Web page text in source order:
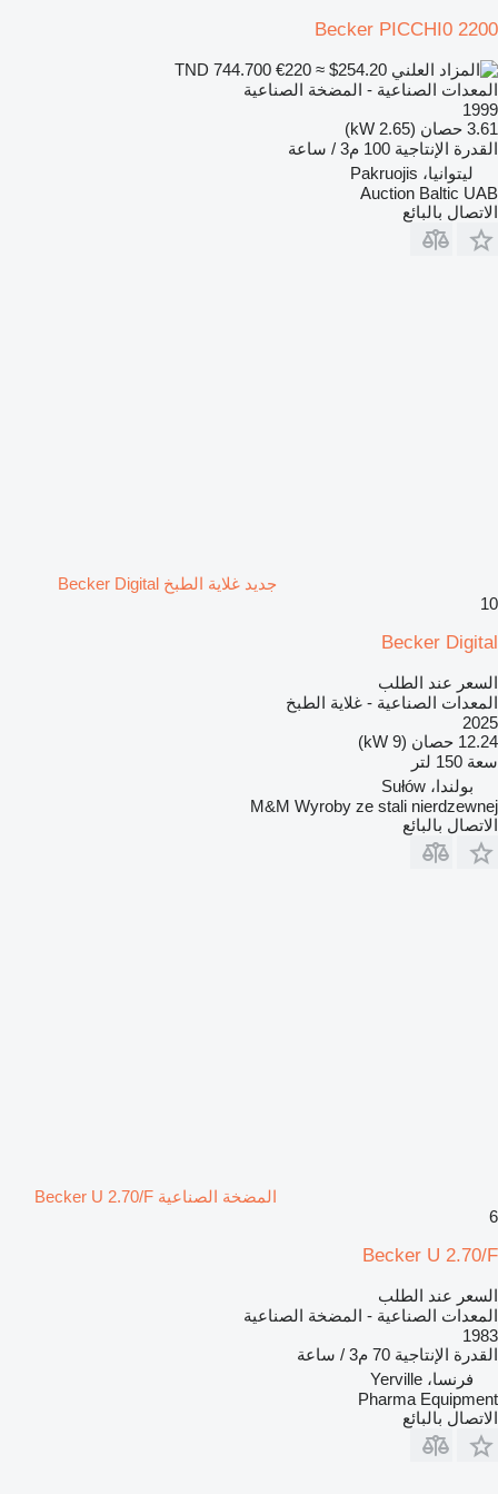
Becker PICCHI0 2200
€220 ≈ $254.20
المعدات الصناعية - المضخة الصناعية
1999
3.61 حصان (2.65 kW)
القدرة الإنتاجية 100 م3 / ساعة
ليتوانيا، Pakruojis
Auction Baltic UAB
الاتصال بالبائع
جديد غلاية الطبخ Becker Digital
10
Becker Digital
السعر عند الطلب
المعدات الصناعية - غلاية الطبخ
2025
12.24 حصان (9 kW)
سعة 150 لتر
بولندا، Sułów
M&M Wyroby ze stali nierdzewnej
الاتصال بالبائع
المضخة الصناعية Becker U 2.70/F
6
Becker U 2.70/F
السعر عند الطلب
المعدات الصناعية - المضخة الصناعية
1983
القدرة الإنتاجية 70 م3 / ساعة
فرنسا، Yerville
Pharma Equipment
الاتصال بالبائع